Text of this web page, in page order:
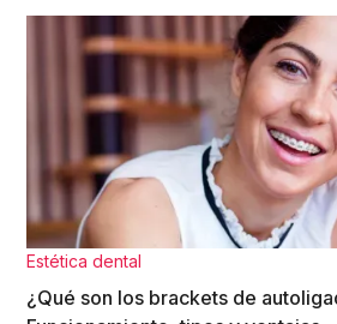
Estética dental
¿Qué son los brackets de